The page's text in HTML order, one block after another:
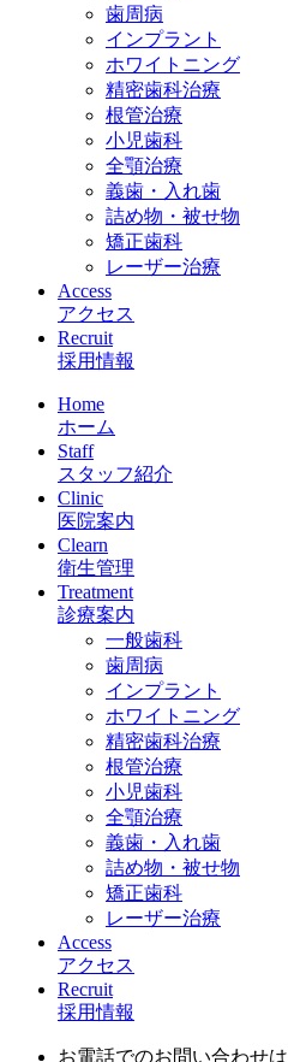
歯周病
インプラント
ホワイトニング
精密歯科治療
根管治療
小児歯科
全顎治療
義歯・入れ歯
詰め物・被せ物
矯正歯科
レーザー治療
Access
アクセス
Recruit
採用情報
Home
ホーム
Staff
スタッフ紹介
Clinic
医院案内
Clearn
衛生管理
Treatment
診療案内
一般歯科
歯周病
インプラント
ホワイトニング
精密歯科治療
根管治療
小児歯科
全顎治療
義歯・入れ歯
詰め物・被せ物
矯正歯科
レーザー治療
Access
アクセス
Recruit
採用情報
お電話でのお問い合わせは